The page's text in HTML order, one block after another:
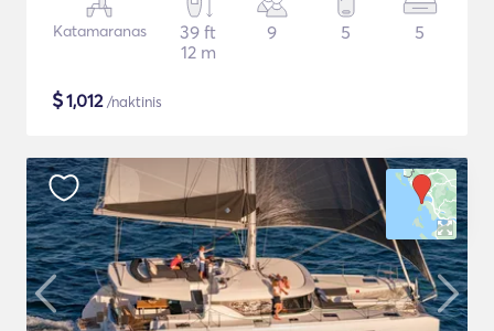
Katamaranas
39 ft
12 m
9 5 5
$1,012/naktinis